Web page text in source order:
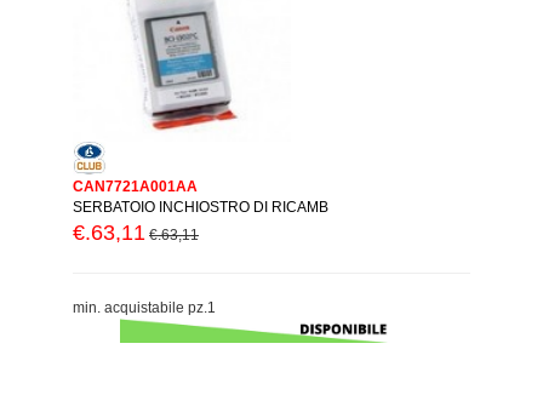
CAN7721A001AA
SERBATOIO INCHIOSTRO DI RICAMB
€.63,11 €.63,11
min. acquistabile pz.1